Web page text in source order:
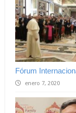
Fórum
enero 7, 2020